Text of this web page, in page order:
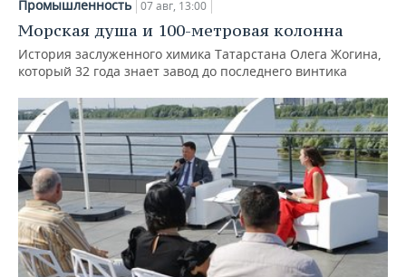
Промышленность 07 авг, 13:00
Морская душа и 100-метровая колонна
История заслуженного химика Татарстана Олега Жогина,
который 32 года знает завод до последнего винтика